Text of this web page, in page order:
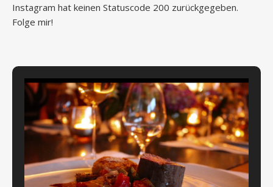
Instagram hat keinen Statuscode 200 zurückgegeben.
Folge mir!